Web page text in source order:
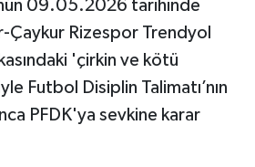
09.05.2026 tarihinde
Çaykur Rizespor Trendyol
'çirkin ve kötü
Futbol Disiplin Talimatı’nın
PFDK'ya sevkine karar